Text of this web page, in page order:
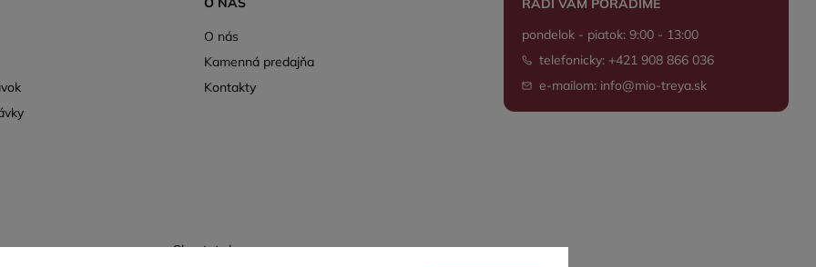
O nás
Kamenná predajňa
Kontakty
RADI VÁM PORADÍME
pondelok - piatok: 9:00 - 13:00
telefonicky: +421 908 866 036
e-mailom: info@mio-treya.sk
Shoptet.sk